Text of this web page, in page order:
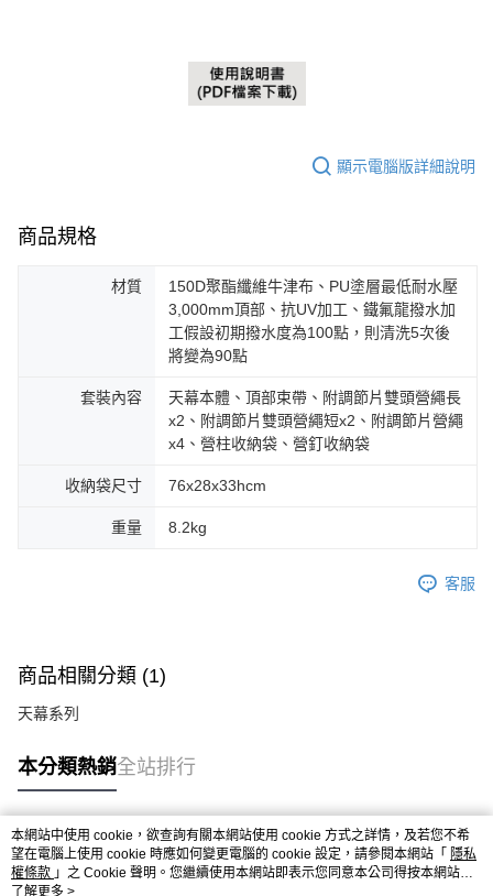
顯示電腦版詳細說明
商品規格
材質
150D聚酯纖維牛津布、PU塗層最低耐水壓
3,000mm頂部、抗UV加工、鐵氟龍撥水加
工假設初期撥水度為100點，則清洗5次後
將變為90點
套裝內容
天幕本體、頂部束帶、附調節片雙頭營繩長
x2、附調節片雙頭營繩短x2、附調節片營繩
x4、營柱收納袋、營釘收納袋
收納袋尺寸 76x28x33hcm
重量 8.2kg
客服
商品相關分類 (1)
天幕系列
本分類熱銷全站排行
熱門標籤
本網站中使用 cookie，欲查詢有關本網站使用 cookie 方式之詳情，及若您不希
望在電腦上使用 cookie 時應如何變更電腦的 cookie 設定，請參閱本網站「 隱私
權條款 」之 Cookie 聲明。您繼續使用本網站即表示您同意本公司得按本網站使
用條款之 Cookie 聲明使用 cookie。
了解更多 >